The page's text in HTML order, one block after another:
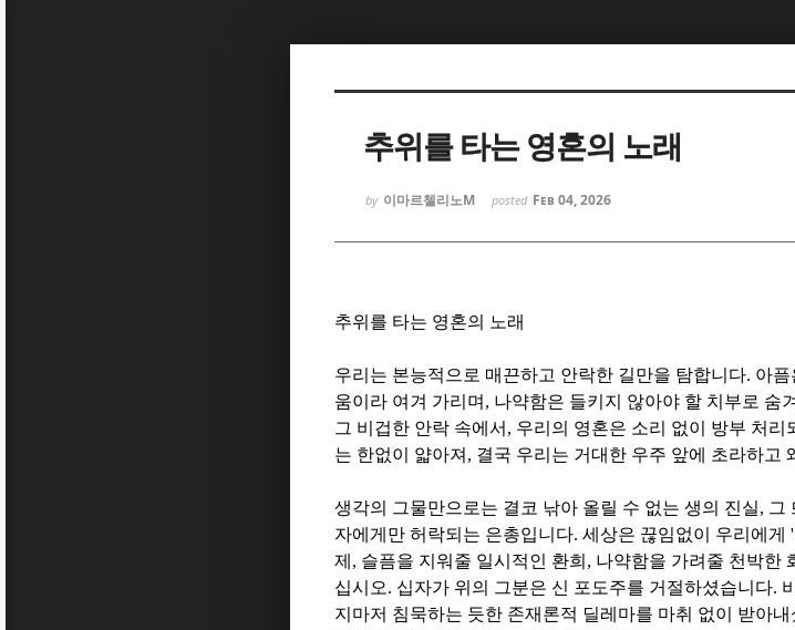
추위를 타는 영혼의 노래
by 이마르첼리노M posted Feb 04, 2026
추위를 타는 영혼의 노래
우리는 본능적으로 매끈하고 안락한 길만을 탐합니다. 아픔
움이라 여겨 가리며 , 나약함은 들키지 않아야 할 치부로 숨
그 비겁한 안락 속에서 , 우리의 영혼은 소리 없이 방부 처리
는 한없이 얇아져 , 결국 우리는 거대한 우주 앞에 초라하고
생각의 그물만으로는 결코 낚아 올릴 수 없는 생의 진실, 그
자에게만 허락되는 은총입니다. 세상은 끊임없이 우리에게 '
제 , 슬픔을 지워줄 일시적인 환희 , 나약함을 가려줄 천박한
십시오. 십자가 위의 그분은 신 포도주를 거절하셨습니다.
지마저 침묵하는 듯한 존재론적 딜레마를 마취 없이 받아
Sketchbook5, 스케치북5
Sketchbook5, 스케치북5